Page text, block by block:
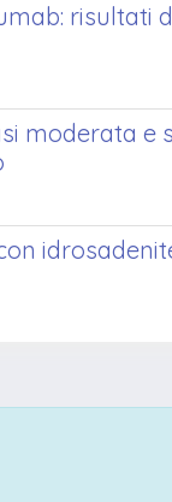
risultati
moderata